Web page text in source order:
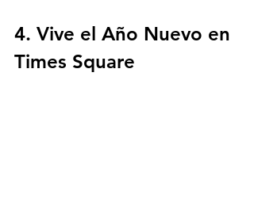
4. Vive el Año Nuevo en
Times Square